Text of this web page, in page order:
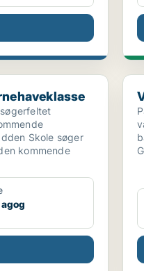
Skole søger
kommende